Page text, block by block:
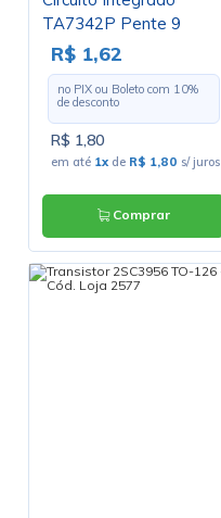
TA7342P Pente 9
Pinos - Cód. Loja 2111
R$ 1,62
no PIX ou Boleto com 10%
de desconto
R$ 1,80
em até 1x de R$ 1,80 s/ juros
Comprar